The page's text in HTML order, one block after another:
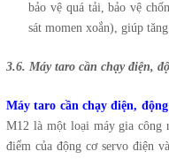
bảo vệ quá tải, bảo vệ
sát momen xoắn), giúp
3.6. Máy taro cần chạy điện,
Máy taro cần chạy điện,
M12 là một loại máy gia công
điểm của động cơ servo điện